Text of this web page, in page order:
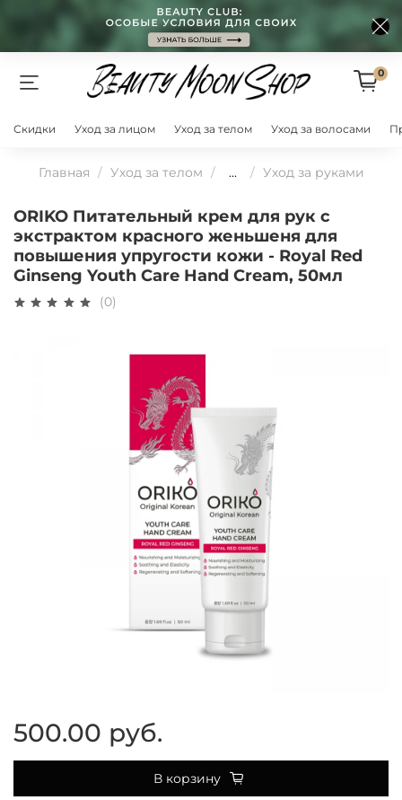
0
Скидки Уход за лицом Уход за телом Уход за волосами
Главная Уход за телом ... Уход за руками
ORIKO Питательный крем для рук с
экстрактом красного женьшеня для
повышения упругости кожи - Royal Red
Ginseng Youth Care Hand Cream, 50мл
(0)
500.00 руб.
В корзину